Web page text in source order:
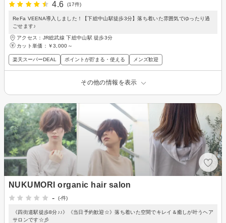
4.6 (17件)
ReFa VEENA導入しました！【下総中山駅徒歩3分】落ち着いた雰囲気でゆったり過
ごせます♪
アクセス：JR総武線 下総中山駅 徒歩3分
カット単価： ￥3,000～
楽天スーパーDEAL ポイントが貯まる・使える メンズ歓迎
その他の情報を表示
NUKUMORI organic hair salon
-
(-件)
《四街道駅徒歩8分♪♪》《当日予約歓迎☆》落ち着いた空間でキレイ＆癒しが叶うヘア
サロンです☆彡